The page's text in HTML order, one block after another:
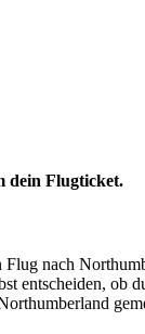
dein Flugticket.
nach
entscheiden, ob